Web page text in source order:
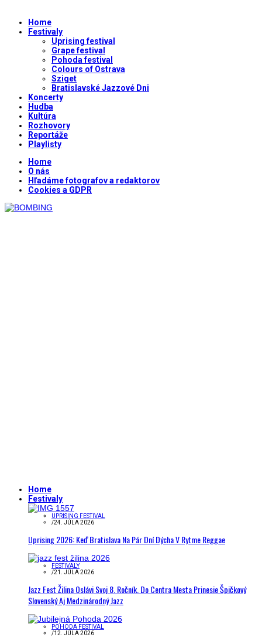
Home
Festivaly
Uprising festival
Grape festival
Pohoda festival
Colours of Ostrava
Sziget
Bratislavské Jazzové Dni
Koncerty
Hudba
Kultúra
Rozhovory
Reportáže
Playlisty
Home
O nás
Hľadáme fotografov a redaktorov
Cookies a GDPR
Home
Festivaly
UPRISING FESTIVAL
/24. JÚLA 2026
Uprising 2026: Keď Bratislava Na Pár Dní Dýcha V Rytme Reggae
FESTIVALY
/21. JÚLA 2026
Jazz Fest Žilina Oslávi Svoj 8. Ročník. Do Centra Mesta Prinesie Špičkový
Slovenský Aj Medzinárodný Jazz
POHODA FESTIVAL
/12. JÚLA 2026